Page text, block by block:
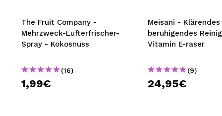
The Fruit Company -
Mehrzweck-Lufterfrischer-
Spray - Kokosnuss
(16)
1,99€
Meisani - Klärendes
beruhigendes
Vitamin E-raser
(9)
24,95€